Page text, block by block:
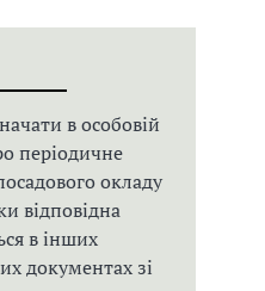
в особовій
періодичне
окладу
відповідна
в інших
документах зі